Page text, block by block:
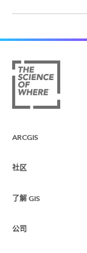
ARCGIS
ArcGIS 概览
制图
社区
Esri 社区
ArcGIS 博客
了解 GIS
什么是 GIS？
公司